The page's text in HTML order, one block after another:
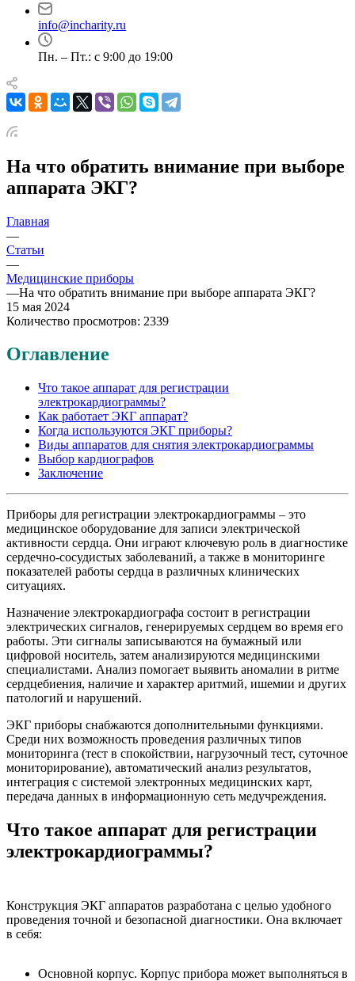
info@incharity.ru
Пн. – Пт.: с 9:00 до 19:00
На что обратить внимание при выборе
аппарата ЭКГ?
Главная
—
Статьи
—
Медицинские приборы
—На что обратить внимание при выборе аппарата ЭКГ?
15 мая 2024
Количество просмотров: 2339
Оглавление
Что такое аппарат для регистрации
электрокардиограммы?
Как работает ЭКГ аппарат?
Когда используются ЭКГ приборы?
Виды аппаратов для снятия электрокардиограммы
Выбор кардиографов
Заключение
Приборы для регистрации электрокардиограммы – это
медицинское оборудование для записи электрической
активности сердца. Они играют ключевую роль в диагностике
сердечно-сосудистых заболеваний, а также в мониторинге
показателей работы сердца в различных клинических
ситуациях.
Назначение электрокардиографа состоит в регистрации
электрических сигналов, генерируемых сердцем во время его
работы. Эти сигналы записываются на бумажный или
цифровой носитель, затем анализируются медицинскими
специалистами. Анализ помогает выявить аномалии в ритме
сердцебиения, наличие и характер аритмий, ишемии и других
патологий и нарушений.
ЭКГ приборы снабжаются дополнительными функциями.
Среди них возможность проведения различных типов
мониторинга (тест в спокойствии, нагрузочный тест, суточное
мониторирование), автоматический анализ результатов,
интеграция с системой электронных медицинских карт,
передача данных в информационную сеть медучреждения.
Что такое аппарат для регистрации
электрокардиограммы?
Конструкция ЭКГ аппаратов разработана с целью удобного
проведения точной и безопасной диагностики. Она включает
в себя:
Основной корпус. Корпус прибора может выполняться в